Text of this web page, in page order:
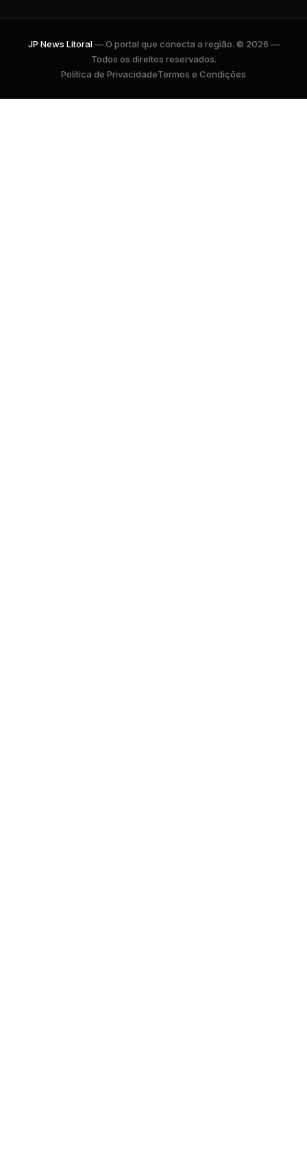
JP News Litoral— O portal que conecta a região. © 2026 —
Todos os direitos reservados.
Política de PrivacidadeTermos e Condições